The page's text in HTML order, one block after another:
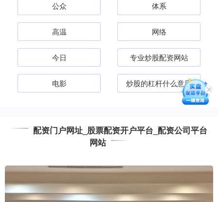
公众 体系
高温 网络
今日 专业炒股配资网站
电影 炒股的杠杆什么意思
配资门户网址_股票配资开户平台_配资公司平台
网站